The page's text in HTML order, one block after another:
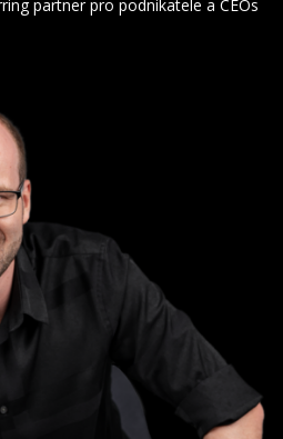
partner pro podnikatele a CEOs